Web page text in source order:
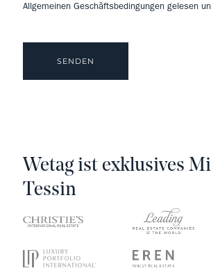
Allgemeinen Geschäftsbedingungen gelesen
Wetag ist exklusives
Tessin